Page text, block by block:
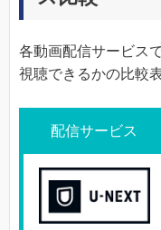
各動画配信サービス
視聴できるかの比較
配信サービス